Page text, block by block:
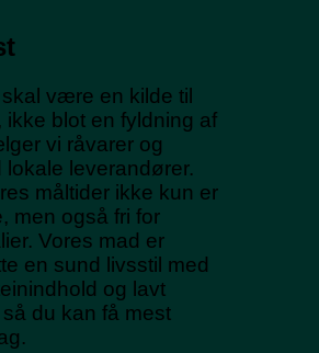
være en kilde til
blot en fyldning af
vi råvarer og
leverandører.
måltider ikke kun er
men også fri for
Vores mad er
en sund livsstil med
og lavt
du kan få mest